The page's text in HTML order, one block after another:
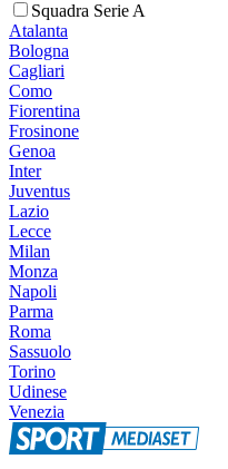
Squadra Serie A
Atalanta
Bologna
Cagliari
Como
Fiorentina
Frosinone
Genoa
Inter
Juventus
Lazio
Lecce
Milan
Monza
Napoli
Parma
Roma
Sassuolo
Torino
Udinese
Venezia